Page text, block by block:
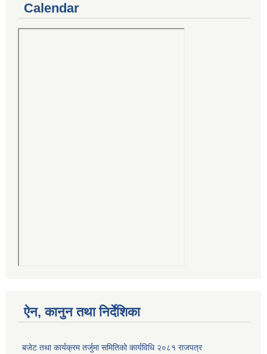
Calendar
ऐन, कानुन तथा निर्देशिका
बजेट तथा कार्यक्रम तर्जुमा समितिको कार्यविधि २०८१ राजपत्र